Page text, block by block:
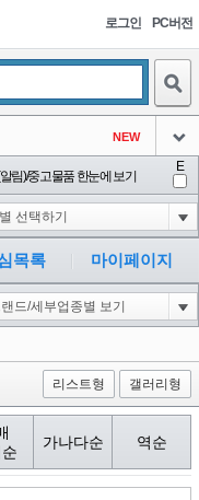
로그인 PC버전
NEW
아이콘
아이콘
아이콘
2
아이콘
2
림)/중고물품 한눈에 보기
E
목록 마이페이지
리스트형 갤러리형
가나다순 역순